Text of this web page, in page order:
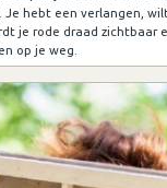
Je hebt een verlangen,
je rode draad zichtbaar
op je weg.